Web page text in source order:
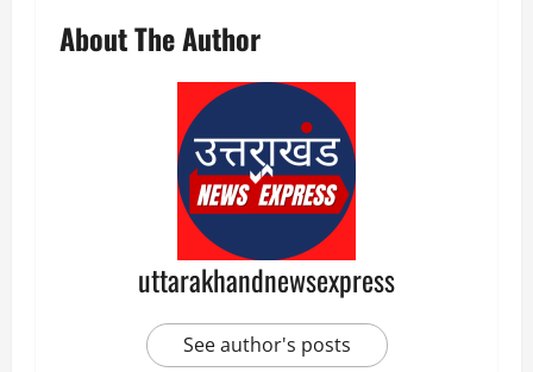
About The Author
uttarakhandnewsexpress
See author's posts